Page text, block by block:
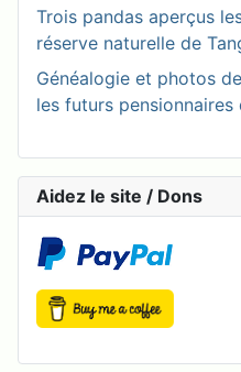
Trois pandas aperçus
réserve naturelle de
Généalogie et photos
les futurs
Aidez le site / Dons